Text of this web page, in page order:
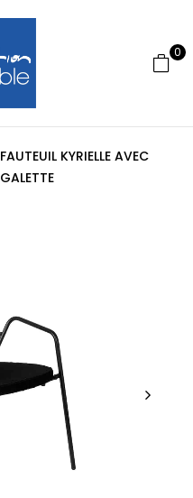
0
FAUTEUIL KYRIELLE AVEC
GALETTE